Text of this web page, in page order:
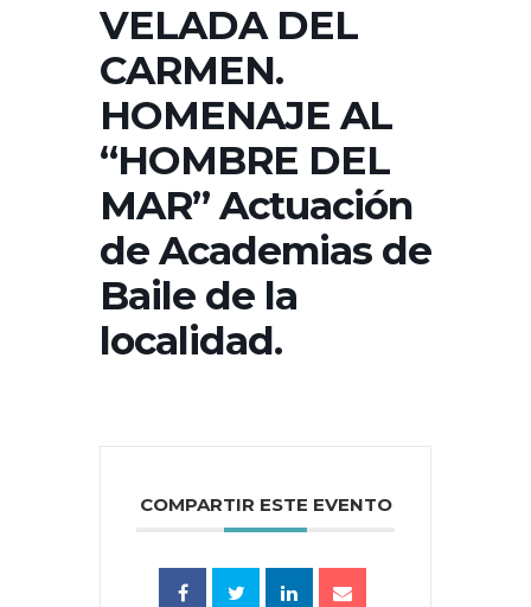
VELADA DEL
CARMEN.
HOMENAJE AL
“HOMBRE DEL
MAR” Actuación
de Academias de
Baile de la
localidad.
COMPARTIR ESTE EVENTO